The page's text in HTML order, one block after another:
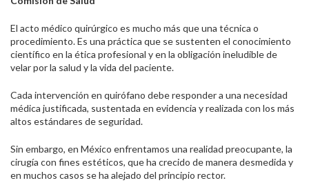
El acto médico quirúrgico es mucho más que una técnica o
procedimiento. Es una práctica que se sustenten el conocimiento
científico en la ética profesional y en la obligación ineludible de
velar por la salud y la vida del paciente.
Cada intervención en quirófano debe responder a una necesidad
médica justificada, sustentada en evidencia y realizada con los más
altos estándares de seguridad.
Sin embargo, en México enfrentamos una realidad preocupante, la
cirugía con fines estéticos, que ha crecido de manera desmedida y
en muchos casos se ha alejado del principio rector.